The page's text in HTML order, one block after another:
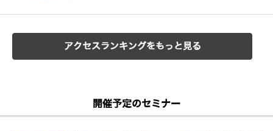
アクセスランキングをもっと見る
開催予定のセミナー